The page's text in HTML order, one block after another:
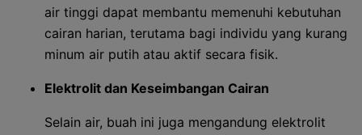
air tinggi dapat membantu memenuhi kebutuhan
cairan harian, terutama bagi individu yang kurang
minum air putih atau aktif secara fisik.
Elektrolit dan Keseimbangan Cairan
Selain air, buah ini juga mengandung elektrolit